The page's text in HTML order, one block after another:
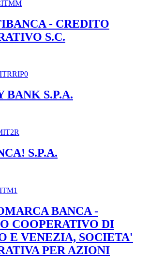
- CREDITO
S.C.
BANK S.P.A.
S.P.A.
BANCA -
COOPERATIVO DI
E VENEZIA, SOCIETA'
PER AZIONI